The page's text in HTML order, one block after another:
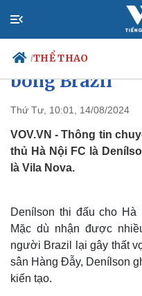
/THỂ THAO
Chính trị
Đảng
Tổ chức nhân sự
Chuyển
cầu thủ Hà Nội
bóng Brazil
Thứ Tư, 10:01, 14/08/2024
VOV.VN - Thông tin
thủ Hà Nội FC là
là Vila Nova.
Denílson thi đấu cho
Mặc dù nhận được
người Brazil lại gây thất
sân Hàng Đẫy, Denílson
kiến tạo.